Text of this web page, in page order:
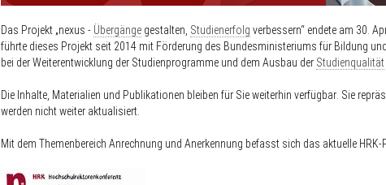
Das Projekt „nexus - Übergänge gestalten, Studienerfolg verbessern“ endete am 30.
führte dieses Projekt seit 2014 mit Förderung des Bundesministeriums für Bildung
bei der Weiterentwicklung der Studienprogramme und dem Ausbau der Studienqualität
Die Inhalte, Materialien und Publikationen bleiben für Sieweiterhin verfügbar . Sie
werden nicht weiter aktualisiert.
Mit dem Themenbereich Anrechnung und Anerkennung befasst sich das aktuelle HRK-